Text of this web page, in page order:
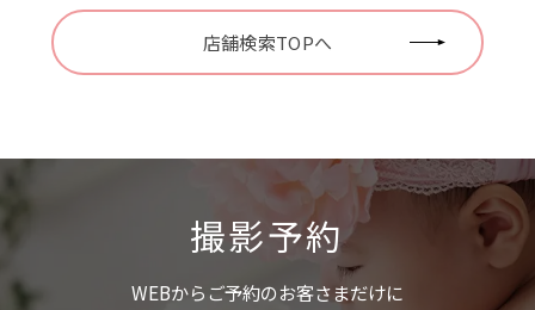
店舗検索TOPへ
撮影予約
WEBからご予約のお客さまだけに